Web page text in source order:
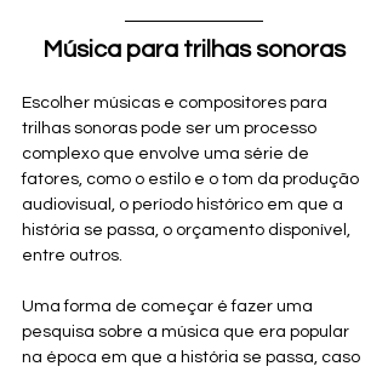
Música para trilhas sonoras
Escolher músicas e compositores para
trilhas sonoras pode ser um processo
complexo que envolve uma série de
fatores, como o estilo e o tom da produção
audiovisual, o período histórico em que a
história se passa, o orçamento disponível,
entre outros.
Uma forma de começar é fazer uma
pesquisa sobre a música que era popular
na época em que a história se passa, caso